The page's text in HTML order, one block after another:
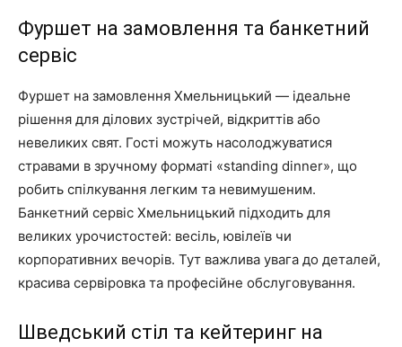
Фуршет на замовлення та банкетний
сервіс
Фуршет на замовлення Хмельницький — ідеальне
рішення для ділових зустрічей, відкриттів або
невеликих свят. Гості можуть насолоджуватися
стравами в зручному форматі «standing dinner», що
робить спілкування легким та невимушеним.
Банкетний сервіс Хмельницький підходить для
великих урочистостей: весіль, ювілеїв чи
корпоративних вечорів. Тут важлива увага до деталей,
красива сервіровка та професійне обслуговування.
Шведський стіл та кейтеринг на